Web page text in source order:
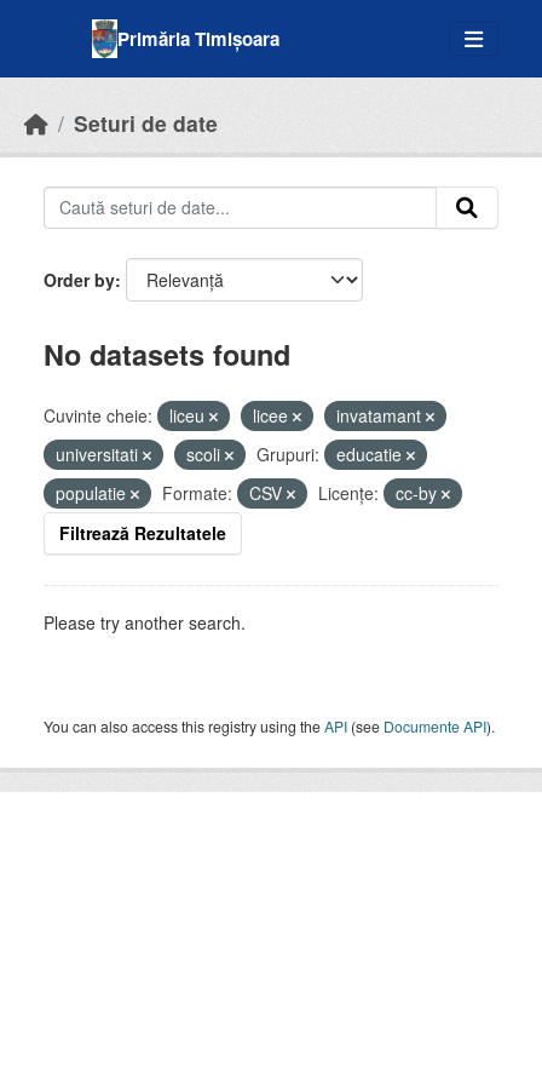
Primăria Timișoara
Seturi de date
Order by
No datasets found
Cuvinte cheie: liceu licee
invatamant
universitati
scoli Grupuri:
educatie
populatie
Formate: CSV Licenţe:
cc-by
Filtrează Rezultatele
Please try another search.
You can also access this registry using theAPI (see Documente API).